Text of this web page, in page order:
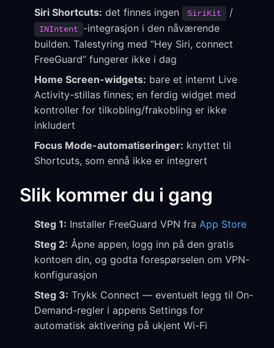
Siri Shortcuts: det finnes ingen SiriKit /
INIntent
-integrasjon i den nåværende
builden. Talestyring med “Hey Siri, connect
FreeGuard” fungerer ikke i dag
Home Screen-widgets: bare et internt Live
Activity-stillas finnes; en ferdig widget med
kontroller for tilkobling/frakobling er ikke
inkludert
Focus Mode-automatiseringer: knyttet til
Shortcuts, som ennå ikke er integrert
Slik kommer du i gang
Steg 1: Installer FreeGuard VPN fra App Store
Steg 2: Åpne appen, logg inn på den gratis
kontoen din, og godta forespørselen om VPN-
konfigurasjon
Steg 3: Trykk Connect — eventuelt legg til On-
Demand-regler i appens Settings for
automatisk aktivering på ukjent Wi-Fi